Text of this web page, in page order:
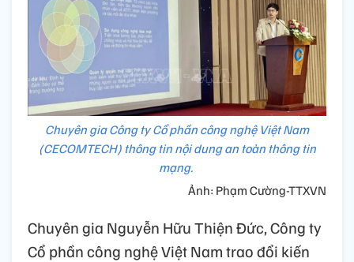
Chuyên gia Công ty Cổ phần công nghệ Việt Nam
(CECOMTECH) thông tin nội dung an toàn thông tin
mạng.
Ảnh: Phạm Cường-TTXVN
Chuyên gia Nguyễn Hữu Thiện Đức, Công ty
Cổ phần công nghệ Việt Nam trao đổi kiến